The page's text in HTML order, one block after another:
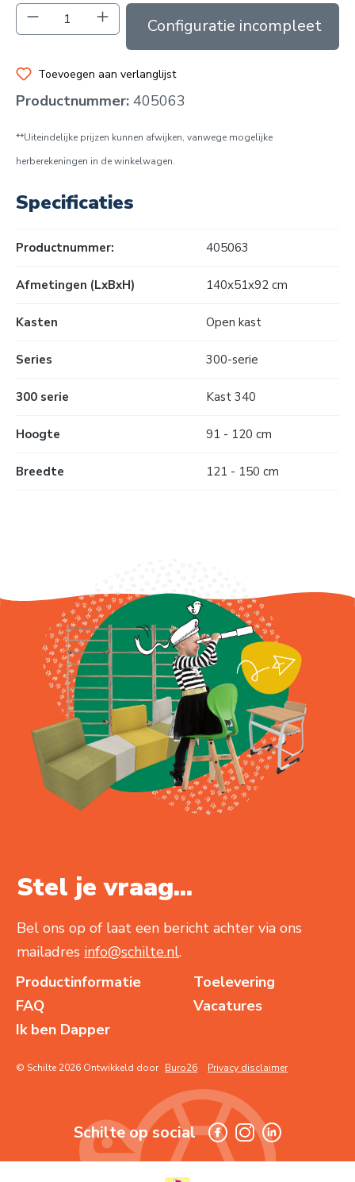
Producthoeveelheid: Voer de gewenste
In de winkelmand
Toevoegen aan verlanglijst
Productnummer: 405063
**Uiteindelijke prijzen kunnen afwijken, vanwege mogelijke
herberekeningen in de winkelwagen.
Specificaties
Productnummer: 405063
Afmetingen (LxBxH) 140x51x92 cm
Kasten Open kast
Series 300-serie
300 serie Kast 340
Hoogte 91 - 120 cm
Breedte 121 - 150 cm
Stel je vraag...
Bel ons op of laat een bericht achter via ons
mailadres info@schilte.nl.
Productinformatie
Toelevering
FAQ
Vacatures
Ik ben Dapper
© Schilte 2026 Ontwikkeld door Buro26 Privacy disclaimer
Schilte op social